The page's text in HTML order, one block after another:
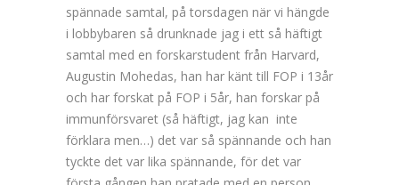
spännade samtal, på torsdagen när vi hängde
i lobbybaren så drunknade jag i ett så häftigt
samtal med en forskarstudent från Harvard,
Augustin Mohedas, han har känt till FOP i 13år
och har forskat på FOP i 5år, han forskar på
immunförsvaret (så häftigt, jag kan inte
förklara men…) det var så spännande och han
tyckte det var lika spännande, för det var